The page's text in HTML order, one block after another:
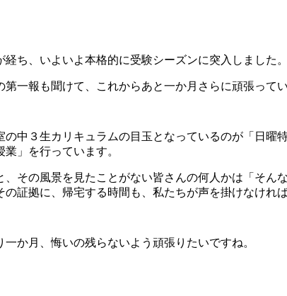
ち、いよいよ本格的に受験シーズンに突入しました。
一報も聞けて、これからあと一か月さらに頑張って
中３生カリキュラムの目玉となっているのが「日曜
」を行っています。
その風景を見たことがない皆さんの何人かは「そん
証拠に、帰宅する時間も、私たちが声を掛けなけれ
か月、悔いの残らないよう頑張りたいですね。